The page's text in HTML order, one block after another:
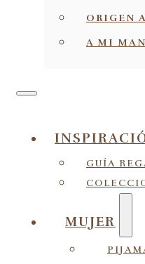
ORIGEN
A MI
GUÍA
MUJER